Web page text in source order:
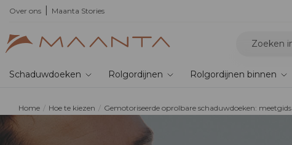
Over ons Maanta Stories
Schaduwdoeken Rolgordijnen Rolgordijnen binnen
Home Hoe te kiezen Gemotoriseerde oprolbare schaduwdoeken: meetgids